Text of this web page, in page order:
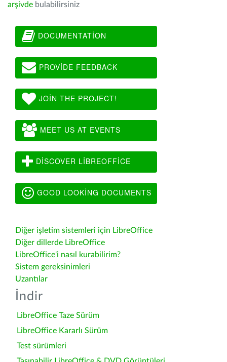
arşivde bulabilirsiniz
DOCUMENTATION
PROVIDE FEEDBACK
JOIN THE PROJECT!
MEET US AT EVENTS
DISCOVER LIBREOFFICE
GOOD LOOKING DOCUMENTS
Diğer işletim sistemleri için LibreOffice
Diğer dillerde LibreOffice
LibreOffice'i nasıl kurabilirim?
Sistem gereksinimleri
Uzantılar
İndir
LibreOffice Taze Sürüm
LibreOffice Kararlı Sürüm
Test sürümleri